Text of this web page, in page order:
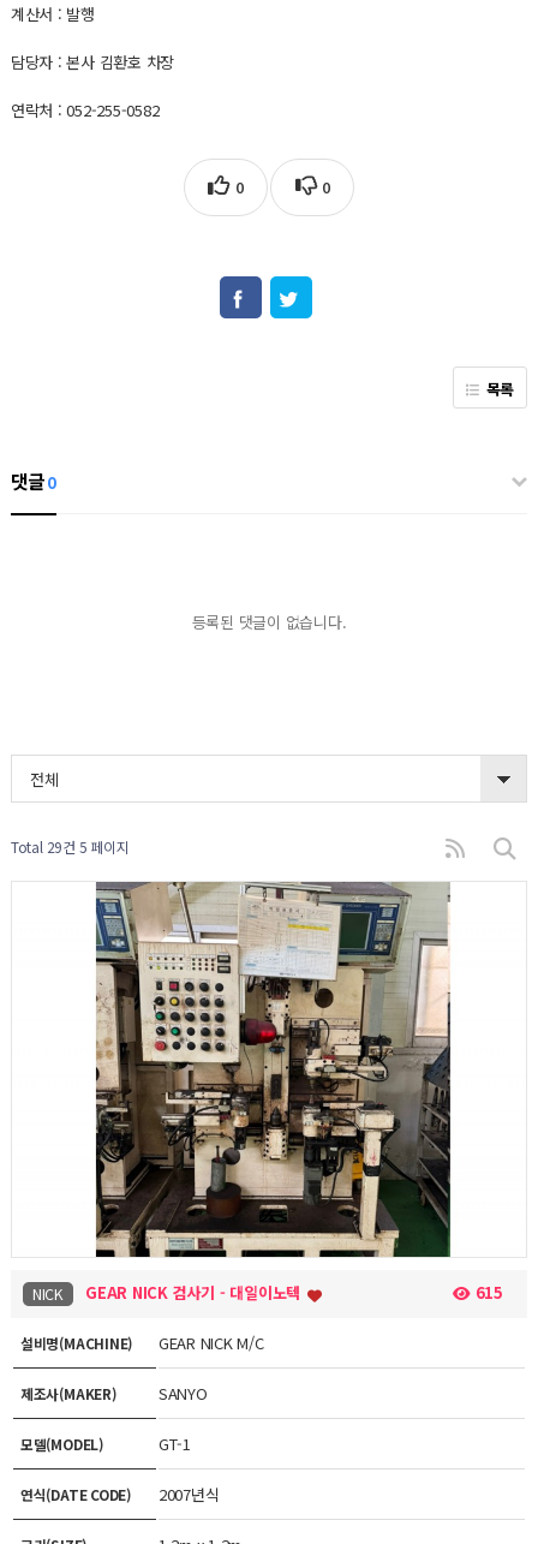
계산서 : 발행
담당자 : 본사 김환호 차장
연락처 : 052-255-0582
0 0
목록
댓글0
등록된 댓글이 없습니다.
전체
Total 29건 5 페이지
NICK GEAR NICK 검사기 - 대일이노텍 615
설비명(MACHINE) GEAR NICK M/C
제조사(MAKER) SANYO
모델(MODEL) GT-1
연식(DATE CODE) 2007년식